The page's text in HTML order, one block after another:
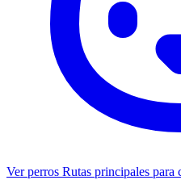
Ver perros Rutas principales para